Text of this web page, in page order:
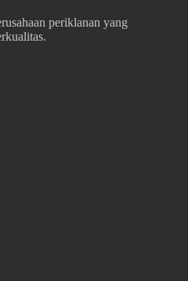
periklanan yang